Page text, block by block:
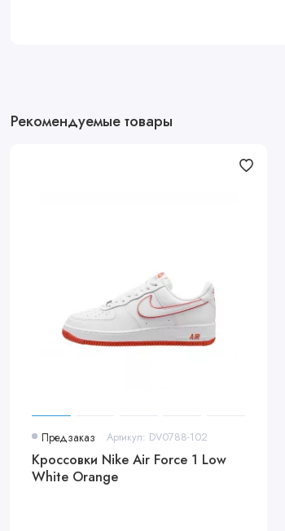
Рекомендуемые товары
Предзаказ Артикул: DV0788-102
Кроссовки Nike Air Force 1 Low
White Orange